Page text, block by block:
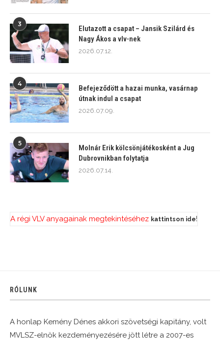
3
Elutazott a csapat – Jansik Szilárd és
Nagy Ákos a vlv-nek
2026.07.12.
4
Befejeződött a hazai munka, vasárnap
útnak indul a csapat
2026.07.09.
5
Molnár Erik kölcsönjátékosként a Jug
Dubrovnikban folytatja
2026.07.14.
A régi VLV anyagainak megtekintéséhez kattintson ide!
RÓLUNK
A honlap Kemény Dénes akkori szövetségi kapitány, volt
MVLSZ-elnök kezdeményezésére jött létre a 2007-es